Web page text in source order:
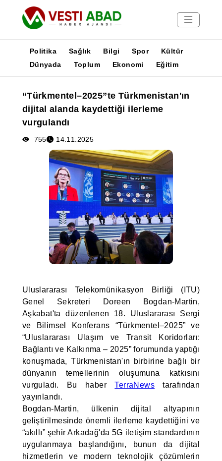
Yayınlar
Medya
Poster
Politika Sağlık Bilgi Spor
Kültür
Dünyada
Toplum Ekonomi Eğitim
“Türkmentel–2025”te Türkmenistan'ın
dijital alanda kaydettiği ilerleme
vurgulandı
755 14.11.2025
Uluslararası Telekomünikasyon Birliği (ITU)
Genel Sekreteri Doreen Bogdan-Martin,
Aşkabat'ta düzenlenen 18. Uluslararası Sergi
ve Bilimsel Konferans “Türkmentel–2025” ve
“Uluslararası Ulaşım ve Transit Koridorları:
Bağlantı ve Kalkınma – 2025” forumunda yaptığı
konuşmada, Türkmenistan'ın birbirine bağlı bir
dünyanın temellerinin oluşumuna katkısını
vurguladı. Bu haberTerraNewstarafından
yayınlandı.
Bogdan-Martin, ülkenin dijital altyapının
geliştirilmesinde önemli ilerleme kaydettiğini ve
“akıllı” şehir Arkadağ'da 5G iletişim standardının
uygulanmaya başlandığını, bunun da dijital
hizmetlerin ve modern teknolojik çözümlerin